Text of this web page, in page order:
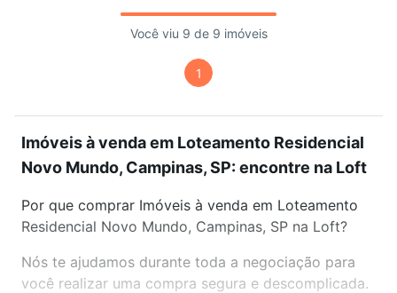
Você viu 9 de 9 imóveis
1
Imóveis à venda em Loteamento Residencial
Novo Mundo, Campinas, SP: encontre na Loft
Por que comprar Imóveis à venda em Loteamento
Residencial Novo Mundo, Campinas, SP na Loft?
Nós te ajudamos durante toda a negociação para
você realizar uma compra segura e descomplicada.